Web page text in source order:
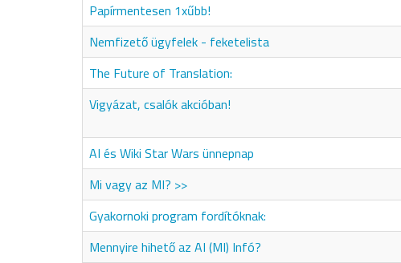
Papírmentesen 1xűbb!
Nemfizető ügyfelek - feketelista
The Future of Translation:
Vigyázat, csalók akcióban!
AI és Wiki Star Wars ünnepnap
Mi vagy az MI? >>
Gyakornoki program fordítóknak:
Mennyire hihető az AI (MI) Infó?